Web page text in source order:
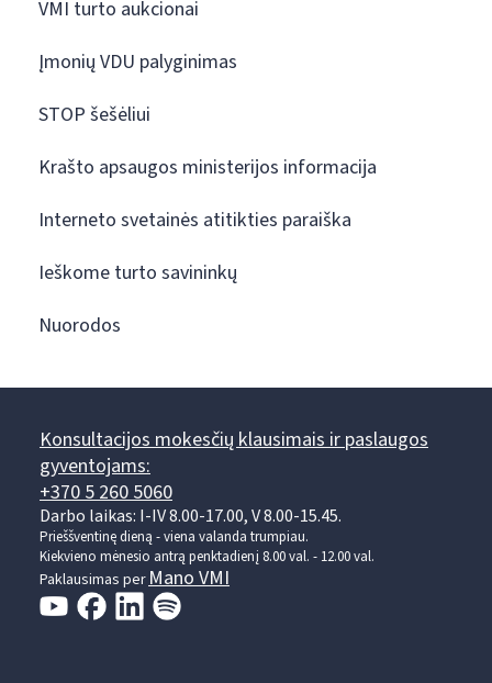
VMI turto aukcionai
Įmonių VDU palyginimas
STOP šešėliui
Krašto apsaugos ministerijos informacija
Interneto svetainės atitikties paraiška
Ieškome turto savininkų
Nuorodos
Konsultacijos mokesčių klausimais ir paslaugos
gyventojams:
+370 5 260 5060
Darbo laikas: I-IV 8.00-17.00, V 8.00-15.45.
Prieššventinę dieną - viena valanda trumpiau.
Kiekvieno mėnesio antrą penktadienį 8.00 val. - 12.00 val.
Paklausimas per Mano VMI